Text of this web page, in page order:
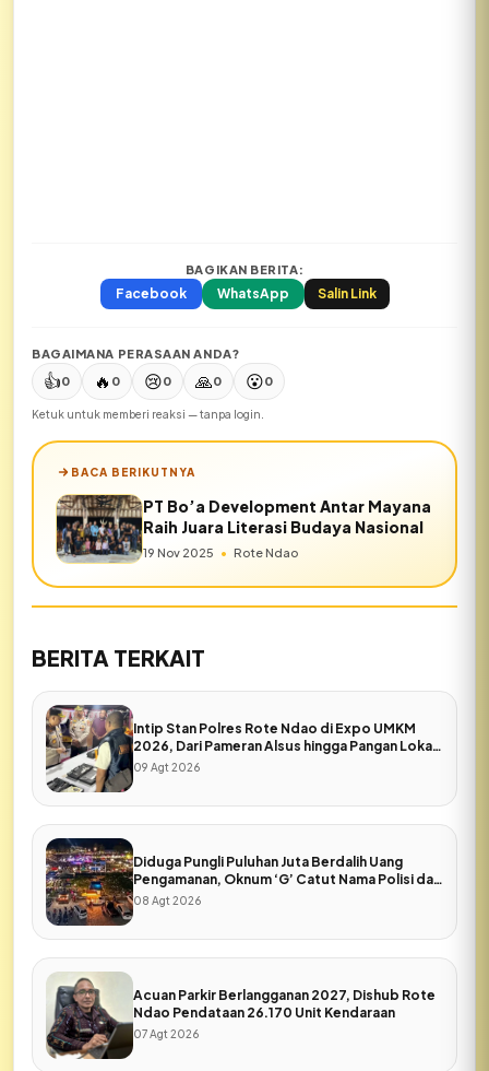
BAGIKAN BERITA:
Facebook WhatsApp Salin Link
BAGAIMANA PERASAAN ANDA?
👍0 🔥 0 😢0 🙏0 😮0
Ketuk untuk memberi reaksi — tanpa login.
BACA BERIKUTNYA
PT Bo’a Development Antar Mayana
Raih Juara Literasi Budaya Nasional
19 Nov 2025 • Rote Ndao
BERITA TERKAIT
Intip Stan Polres Rote Ndao di Expo UMKM
2026, Dari Pameran Alsus hingga Pangan Lokal
Bhayangkari
09 Agt 2026
Diduga Pungli Puluhan Juta Berdalih Uang
Pengamanan, Oknum ‘G’ Catut Nama Polisi dan
Pers di Expo Rote Ndao
08 Agt 2026
Acuan Parkir Berlangganan 2027, Dishub Rote
Ndao Pendataan 26.170 Unit Kendaraan
07 Agt 2026